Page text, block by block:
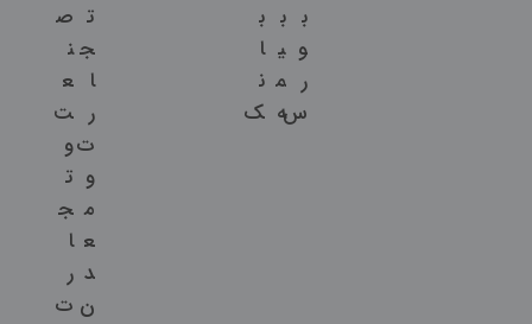
ب
و
ر
س
ب
ی
م
ه
ب
ا
ن
ک
ت
ج
ا
ر
ت
و
م
ع
د
ن
ص
ن
ع
ت
و
ت
ج
ا
ر
ت